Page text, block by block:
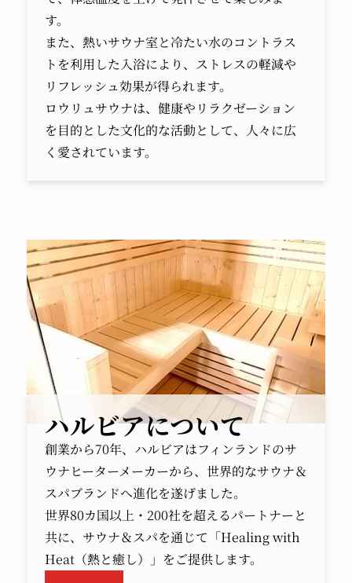
す。
また、熱いサウナ室と冷たい水のコントラス
トを利用した入浴により、ストレスの軽減や
リフレッシュ効果が得られます。
ロウリュサウナは、健康やリラクゼーション
を目的とした文化的な活動として、人々に広
く愛されています。
ハルビアについて
創業から70年、ハルビアはフィンランドのサ
ウナヒーターメーカーから、世界的なサウナ＆
スパブランドへ進化を遂げました。
世界80カ国以上・200社を超えるパートナーと
共に、サウナ＆スパを通じて「Healing with
Heat（熱と癒し）」をご提供します。